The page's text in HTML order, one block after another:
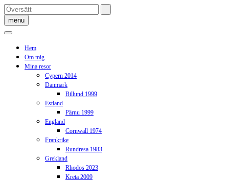
Skip
to
content
menu
Hem
Om mig
Mina resor
Cypern 2014
Danmark
Billund 1999
Estland
Pärnu 1999
England
Cornwall 1974
Frankrike
Rundresa 1983
Grekland
Rhodos 2023
Kreta 2009